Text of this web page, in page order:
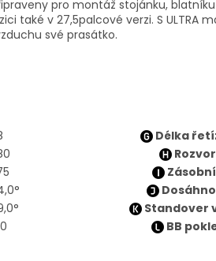
pro montáž stojánku,
také v 27,5palcové verzi. S ULTRA
své prasátko.
Délka
Rozvor
Standover
BB